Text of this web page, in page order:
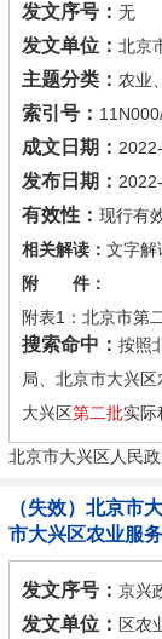
发文序号： 无
发文单位： 北京
主题分类： 农业
索引号：
成文日期：
发布日期：
有效性： 现行有
相关解读： 文字解
附 件：
搜索命中： 按照
局、北京市大兴
大兴区第二批实际
北京市大兴区人民
（失效）北京市
市大兴区农业服
种粮农民一次性
发文序号： 京兴
发文单位： 区农